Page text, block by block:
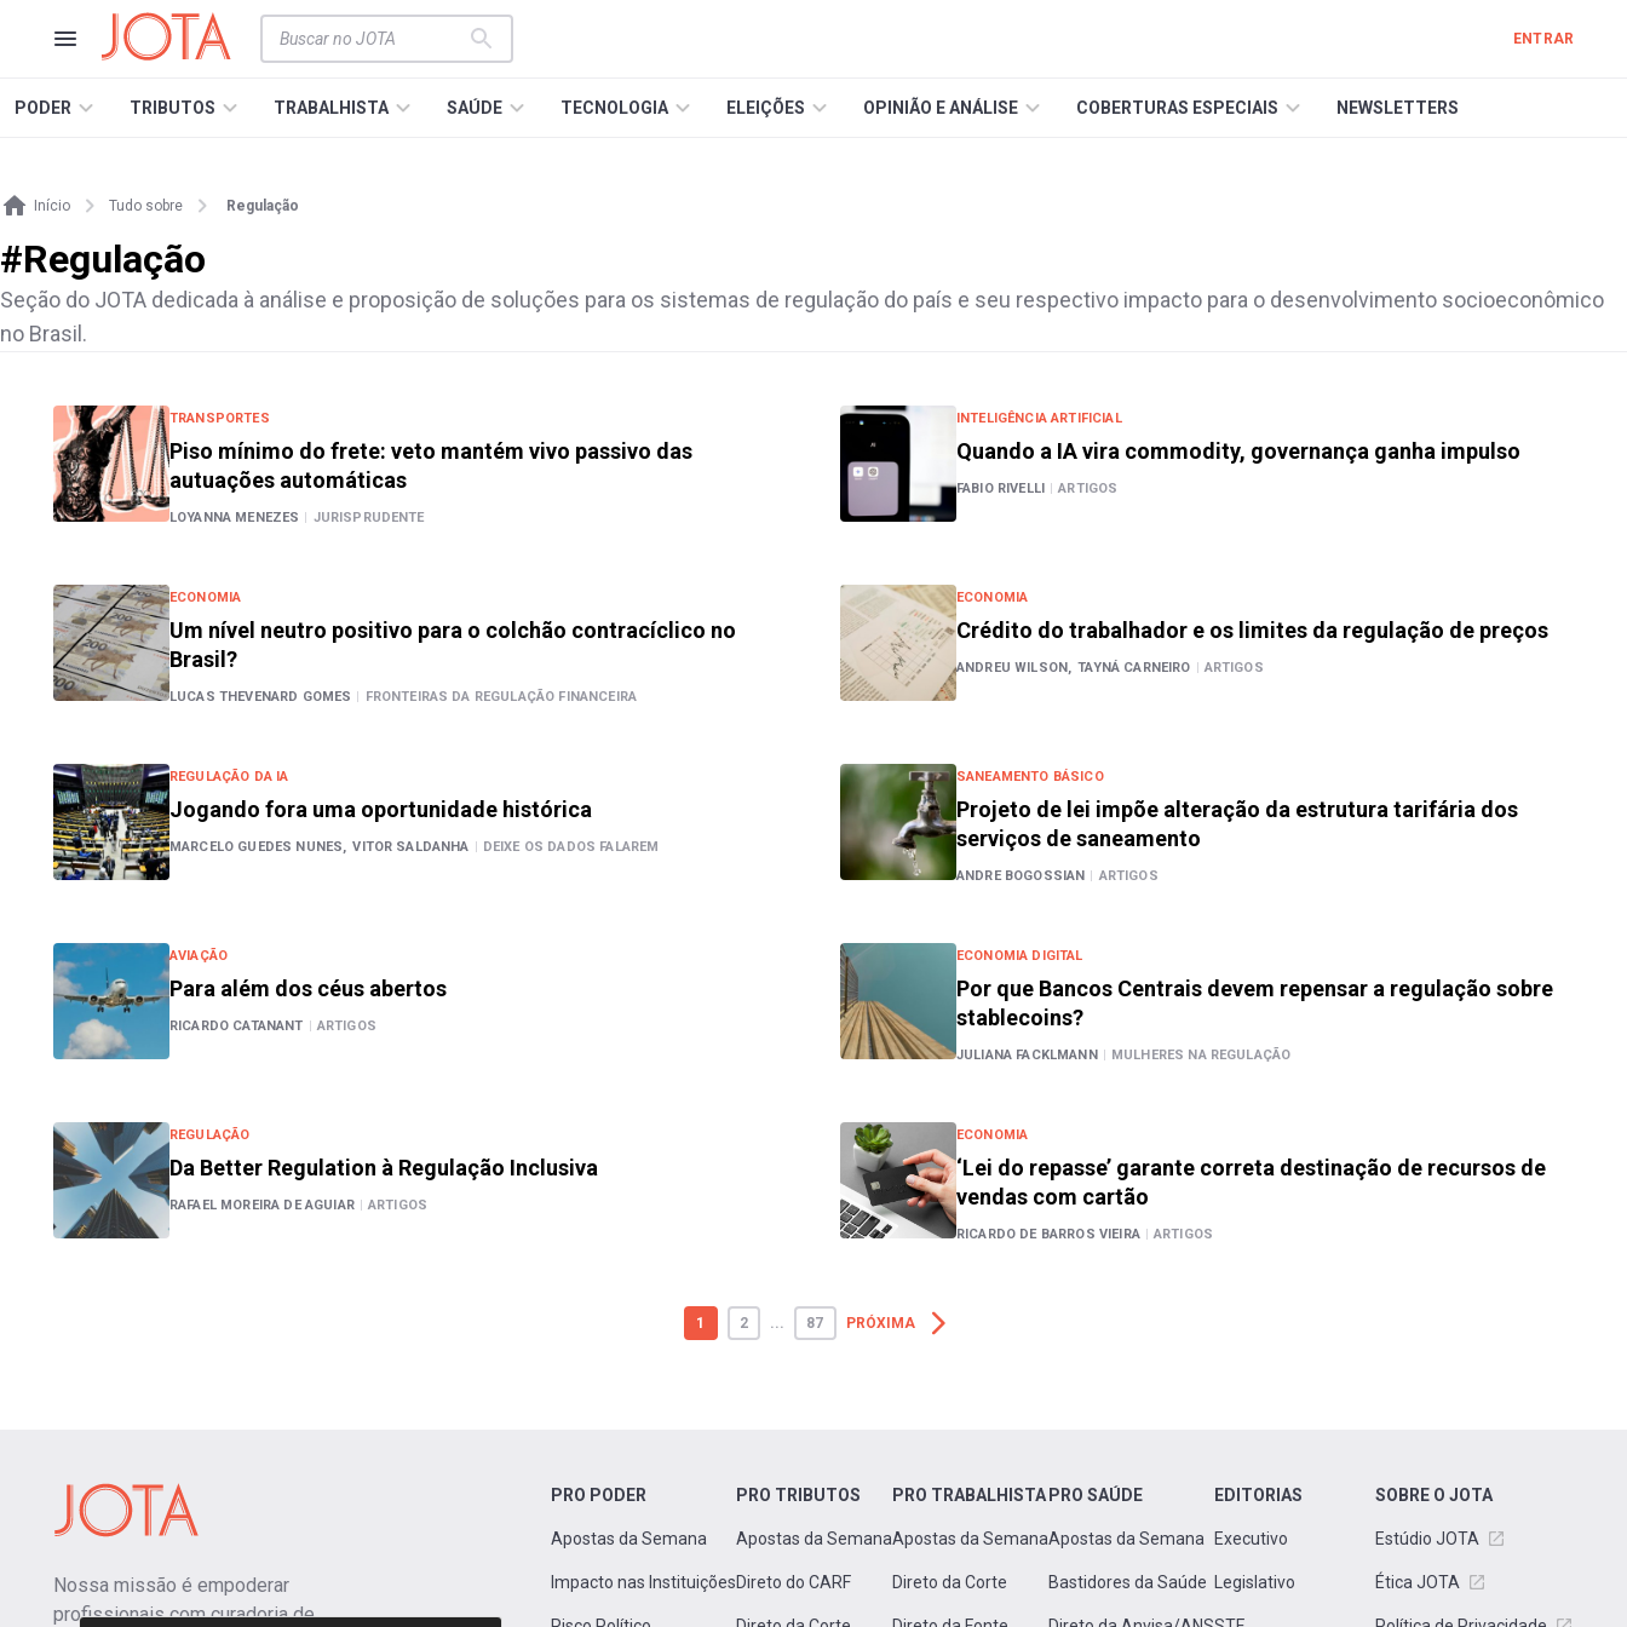
ENTRAR
PODER TRIBUTOS TRABALHISTA SAÚDE TECNOLOGIA ELEIÇÕES OPINIÃO E ANÁLISE COBERTURAS ESPECIAIS NEWSLETTERS
Início Tudo sobre Regulação
#Regulação
Seção do JOTA dedicada à análise e proposição de soluções para os sistemas de regulação do país e seu respectivo impacto para o desenvolvimento socioeconômico
no Brasil.
TRANSPORTES
Piso mínimo do frete: veto mantém vivo passivo das
autuações automáticas
LOYANNA MENEZES | JURISPRUDENTE
INTELIGÊNCIA ARTIFICIAL
Quando a IA vira commodity, governança ganha impulso
FABIO RIVELLI | ARTIGOS
ECONOMIA
Um nível neutro positivo para o colchão contracíclico no
Brasil?
LUCAS THEVENARD GOMES | FRONTEIRAS DA REGULAÇÃO FINANCEIRA
ECONOMIA
Crédito do trabalhador e os limites da regulação de preços
ANDREU WILSON, TAYNÁ CARNEIRO | ARTIGOS
REGULAÇÃO DA IA
Jogando fora uma oportunidade histórica
MARCELO GUEDES NUNES, VITOR SALDANHA | DEIXE OS DADOS FALAREM
SANEAMENTO BÁSICO
Projeto de lei impõe alteração da estrutura tarifária dos
serviços de saneamento
ANDRE BOGOSSIAN | ARTIGOS
AVIAÇÃO
Para além dos céus abertos
RICARDO CATANANT | ARTIGOS
ECONOMIA DIGITAL
Por que Bancos Centrais devem repensar a regulação sobre
stablecoins?
JULIANA FACKLMANN | MULHERES NA REGULAÇÃO
REGULAÇÃO
Da Better Regulation à Regulação Inclusiva
RAFAEL MOREIRA DE AGUIAR | ARTIGOS
ECONOMIA
‘Lei do repasse’ garante correta destinação de recursos de
vendas com cartão
RICARDO DE BARROS VIEIRA | ARTIGOS
1 2 ... 87 PRÓXIMA
Nossa missão é empoderar
profissionais com curadoria de
PRO PODER
Apostas da Semana
Impacto nas Instituições
PRO TRIBUTOS
Apostas da Semana
Direto do CARF
PRO TRABALHISTA
Apostas da Semana
Direto da Corte
PRO SAÚDE
Apostas da Semana
Bastidores da Saúde
EDITORIAS
Executivo
Legislativo
SOBRE O JOTA
Estúdio JOTA
Ética JOTA